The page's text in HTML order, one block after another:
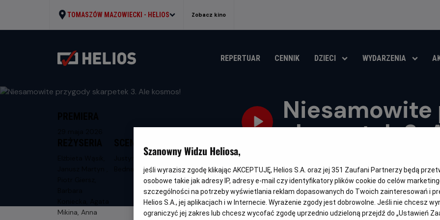
TOMASZÓW MAZOWIECKI - HELIOS Zobacz kino
REPERTUAR CENNIK DZIECI WYDARZENIA
skarpetek 3.
trwania
i
rok
produkcji
OBSERWUJ
Mikina, Anna
Bednarek
Szanowny Widzu Heliosa,
jeśli wyrazisz zgodę klikając AKCEPTUJĘ, Helios S.A. oraz jej 351 Zaufani Partnerzy będą
osobowe takie jak adresy IP, adresy e-mail czy identyfikatory plików cookie do celów
szczególności na potrzeby wyświetlania reklam dopasowanych do Twoich zainteresowań i
Helios S.A., jej aplikacjach i w Internecie. Wyrażenie zgody jest dobrowolne. Jeśli nie chcesz
ograniczyć jej zakres lub chcesz wycofać zgodę uprzednio udzieloną przejdź do „Ustawień